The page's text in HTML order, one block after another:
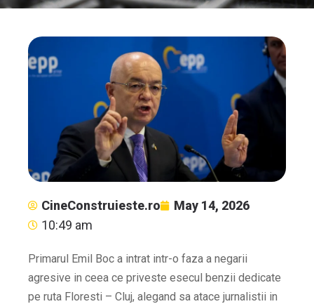
CineConstruieste.ro
May 14, 2026
10:49 am
Primarul Emil Boc a intrat intr-o faza a negarii
agresive in ceea ce priveste esecul benzii dedicate
pe ruta Floresti – Cluj, alegand sa atace jurnalistii in